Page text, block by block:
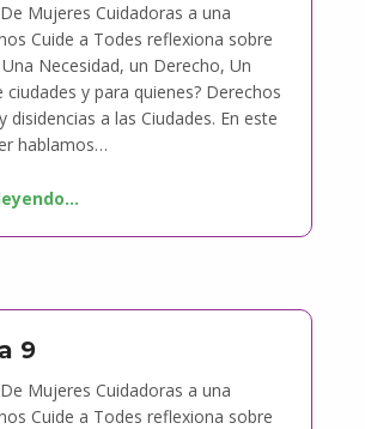
Mujeres Cuidadoras a una
Cuide a Todes reflexiona sobre
Necesidad, un Derecho, Un
ciudades y para quienes? Derechos
disidencias a las Ciudades. En este
hablamos…
…
9
Mujeres Cuidadoras a una
Cuide a Todes reflexiona sobre